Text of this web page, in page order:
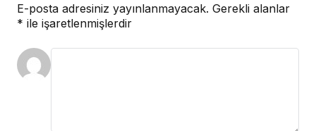
E-posta adresiniz yayınlanmayacak. Gerekli alanlar
* ile işaretlenmişlerdir